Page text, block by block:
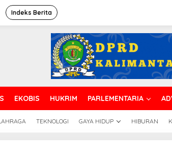
Indeks Berita
EKOBIS HUKRIM PARLEMENTARIA
TEKNOLOGI GAYA HIDUP HIBURAN